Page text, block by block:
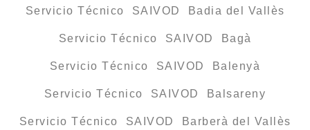
Servicio Técnico SAIVOD Badia del Vallès
Servicio Técnico SAIVOD Bagà
Servicio Técnico SAIVOD Balenyà
Servicio Técnico SAIVOD Balsareny
Servicio Técnico SAIVOD Barberà del Vallès